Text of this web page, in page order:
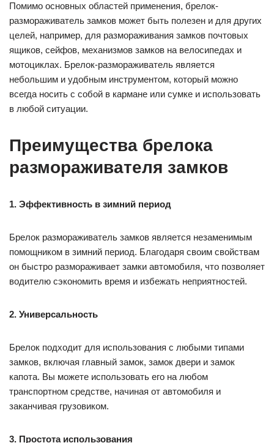
Помимо основных областей применения, брелок-
размораживатель замков может быть полезен и для других
целей, например, для размораживания замков почтовых
ящиков, сейфов, механизмов замков на велосипедах и
мотоциклах. Брелок-размораживатель является
небольшим и удобным инструментом, который можно
всегда носить с собой в кармане или сумке и использовать
в любой ситуации.
Преимущества брелока
размораживателя замков
1. Эффективность в зимний период
Брелок размораживатель замков является незаменимым
помощником в зимний период. Благодаря своим свойствам
он быстро размораживает замки автомобиля, что позволяет
водителю сэкономить время и избежать неприятностей.
2. Универсальность
Брелок подходит для использования с любыми типами
замков, включая главный замок, замок двери и замок
капота. Вы можете использовать его на любом
транспортном средстве, начиная от автомобиля и
заканчивая грузовиком.
3. Простота использования